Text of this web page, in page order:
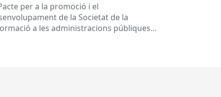
per a la promoció i el
de la Societat de la
a les administracions públiques